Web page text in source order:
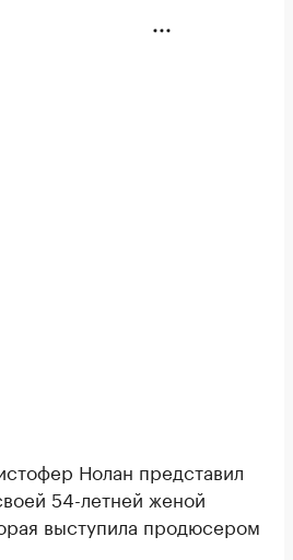
Нолан представил
54-летней женой
выступила продюсером